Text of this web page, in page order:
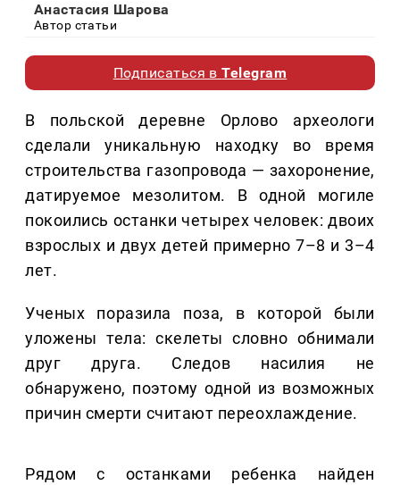
Анастасия Шарова
Автор статьи
Подписаться вTelegram
В польской деревне Орлово археологи
сделали уникальную находку во время
строительства газопровода — захоронение,
датируемое мезолитом. В одной могиле
покоились останки четырех человек: двоих
взрослых и двух детей примерно 7–8 и 3–4
лет.
Ученых поразила поза, в которой были
уложены тела: скелеты словно обнимали
друг друга. Следов насилия не
обнаружено, поэтому одной из возможных
причин смерти считают переохлаждение.
Рядом с останками ребенка найден